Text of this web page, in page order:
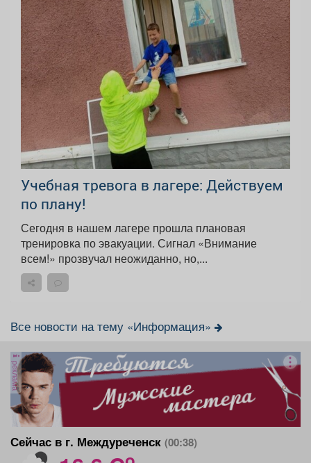
Учебная тревога в лагере: Действуем
по плану!
Сегодня в нашем лагере прошла плановая
тренировка по эвакуации. Сигнал «Внимание
всем!» прозвучал неожиданно, но,...
Все новости на тему «Информация»
реклама
Сейчас в г. Междуреченск (00:38)